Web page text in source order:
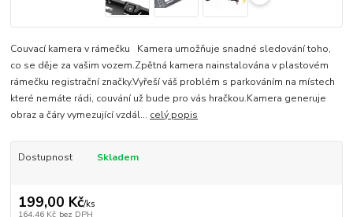
Couvací kamera v rámečku Kamera umožňuje snadné sledování toho,
co se děje za vašim vozem.Zpětná kamera nainstalována v plastovém
rámečku registrační značky.Vyřeší váš problém s parkováním na místech
které nemáte rádi, couvání už bude pro vás hračkou.Kamera generuje
obraz a čáry vymezující vzdál... celý popis
Dostupnost Skladem
199,00 Kč/ks
164,46 Kč bez DPH